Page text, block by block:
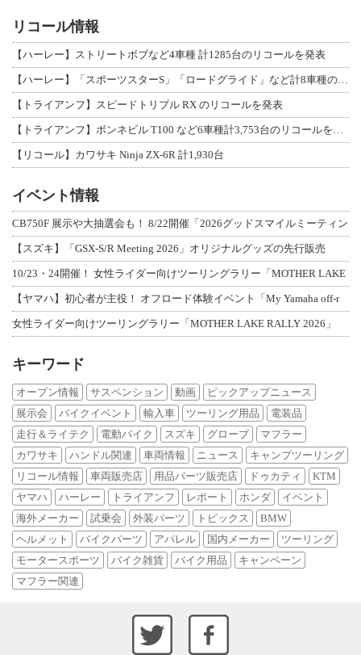
リコール情報
【ハーレー】ストリートボブなど4車種 計1285台のリコールを発表
【ハーレー】「スポーツスターS」「ロードグライド」など計8車種のリコールを発表
【トライアンフ】スピードトリプル RX のリコールを発表
【トライアンフ】ボンネビル T100 など6車種計3,753台のリコールを発表
【リコール】カワサキ Ninja ZX-6R 計1,930台
イベント情報
CB750F 展示や大抽選会も！ 8/22開催「2026グッドスマイルミーティン
【スズキ】「GSX-S/R Meeting 2026」オリジナルグッズの先行販売
10/23・24開催！ 女性ライダー向けツーリングラリー「MOTHER LAKE
【ヤマハ】初心者が主役！ オフロード体験イベント「My Yamaha off-r
女性ライダー向けツーリングラリー「MOTHER LAKE RALLY 2026」
キーワード
オープン情報 サスペンション 動画
ピックアップニュース
展示会
バイクイベント 輸入車 ツーリング用品
電装品
走行＆ライテク
電動バイク スズキ グローブ
マフラー
カワサキ
ハンドル関連 車両情報 ニュース
キャンプツーリング
リコール情報
車両販売店 用品パーツ販売店 ドゥカティ
KTM
ヤマハ
ハーレー トライアンフ レポート ホンダ
イベント
海外メーカー
試乗会 外装パーツ トピックス
BMW
ヘルメット
バイクパーツ アパレル 国内メーカー
ツーリング
モータースポーツ
バイク雑貨 バイク用品
キャンペーン
マフラー関連